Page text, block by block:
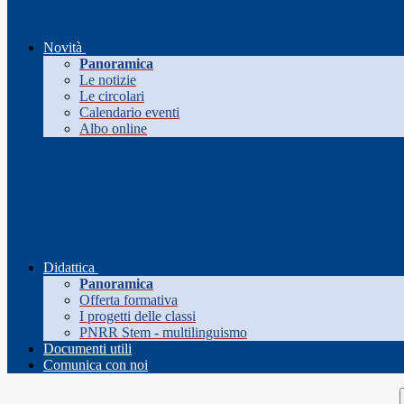
Novità
Panoramica
Le notizie
Le circolari
Calendario eventi
Albo online
Didattica
Panoramica
Offerta formativa
I progetti delle classi
PNRR Stem - multilinguismo
Documenti utili
Comunica con noi